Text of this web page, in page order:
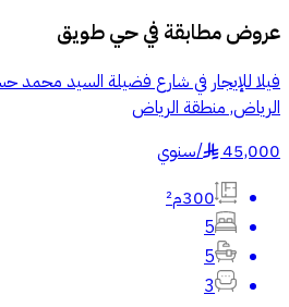
عروض مطابقة فيحي طويق
فيلا للإيجار في شارع فضيلة السيد
الرياض, منطقة الرياض
45,000
§
/سنوي
300م²
5
5
3